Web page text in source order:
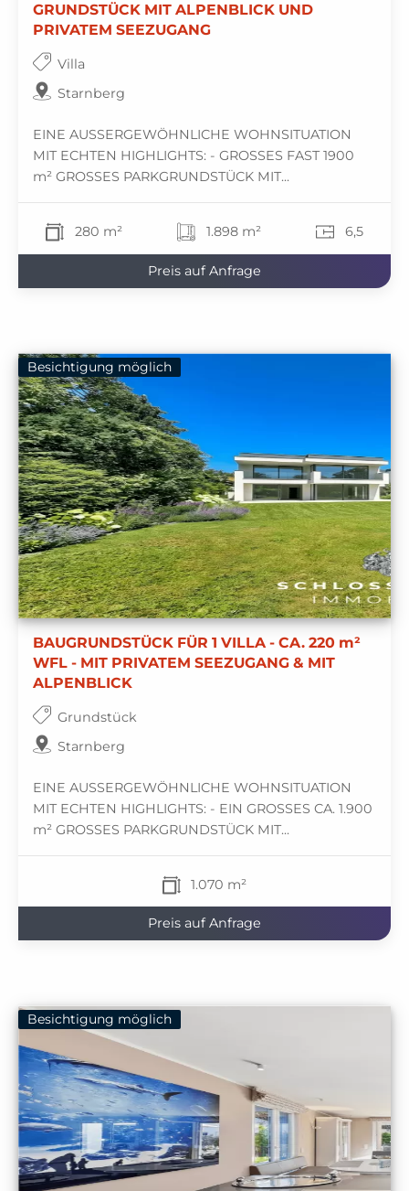
GRUNDSTÜCK MIT ALPENBLICK UND
PRIVATEM SEEZUGANG
Villa
Starnberg
EINE AUSSERGEWÖHNLICHE WOHNSITUATION
MIT ECHTEN HIGHLIGHTS: - GROSSES FAST 1900
m² GROSSES PARKGRUNDSTÜCK MIT...
280 m² 1.898 m² 6,5
Preis auf Anfrage
Besichtigung möglich
BAUGRUNDSTÜCK FÜR 1 VILLA - CA. 220 m²
WFL - MIT PRIVATEM SEEZUGANG & MIT
ALPENBLICK
Grundstück
Starnberg
EINE AUSSERGEWÖHNLICHE WOHNSITUATION
MIT ECHTEN HIGHLIGHTS: - EIN GROSSES CA. 1.900
m² GROSSES PARKGRUNDSTÜCK MIT...
1.070 m²
Preis auf Anfrage
Besichtigung möglich